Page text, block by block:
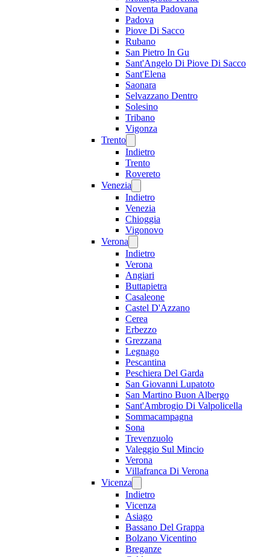
Noventa Padovana
Padova
Piove Di Sacco
Rubano
San Pietro In Gu
Sant'Angelo Di Piove Di Sacco
Sant'Elena
Saonara
Selvazzano Dentro
Solesino
Tribano
Vigonza
Trento
Indietro
Trento
Rovereto
Venezia
Indietro
Venezia
Chioggia
Vigonovo
Verona
Indietro
Verona
Angiari
Buttapietra
Casaleone
Castel D'Azzano
Cerea
Erbezzo
Grezzana
Legnago
Pescantina
Peschiera Del Garda
San Giovanni Lupatoto
San Martino Buon Albergo
Sant'Ambrogio Di Valpolicella
Sommacampagna
Sona
Trevenzuolo
Valeggio Sul Mincio
Verona
Villafranca Di Verona
Vicenza
Indietro
Vicenza
Asiago
Bassano Del Grappa
Bolzano Vicentino
Breganze